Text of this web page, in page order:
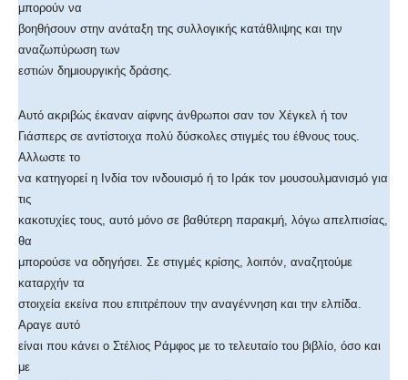
μπορούν να
βοηθήσουν στην ανάταξη της συλλογικής κατάθλιψης και την
αναζωπύρωση των
εστιών δημιουργικής δράσης.
Αυτό ακριβώς έκαναν αίφνης άνθρωποι σαν τον Χέγκελ ή τον
Γιάσπερς σε αντίστοιχα πολύ δύσκολες στιγμές του έθνους τους.
Αλλωστε το
να κατηγορεί η Ινδία τον ινδουισμό ή το Ιράκ τον μουσουλμανισμό για
τις
κακοτυχίες τους, αυτό μόνο σε βαθύτερη παρακμή, λόγω απελπισίας,
θα
μπορούσε να οδηγήσει. Σε στιγμές κρίσης, λοιπόν, αναζητούμε
καταρχήν τα
στοιχεία εκείνα που επιτρέπουν την αναγέννηση και την ελπίδα.
Αραγε αυτό
είναι που κάνει ο Στέλιος Ράμφος με το τελευταίο του βιβλίο, όσο και
με